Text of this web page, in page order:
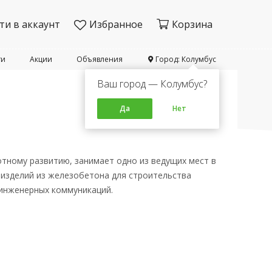
в аккаунт Избранное Корзина
Город: Колумбус
Ваш город — Колумбус?
Да Нет
Объявления
Акции
развитию, занимает одно из ведущих мест в
из железобетона для строительства
коммуникаций.